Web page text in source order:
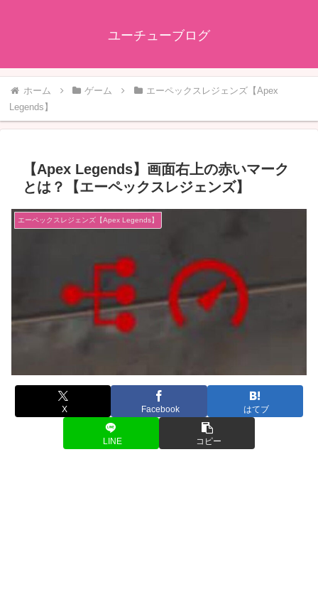
ユーチューブログ
ホーム ゲーム
エーペックスレジェンズ【Apex
Legends】
【Apex Legends】画面右上の赤いマーク
とは？【エーペックスレジェンズ】
エーペックスレジェンズ【Apex Legends】
X Facebook はてブ
LINE コピー